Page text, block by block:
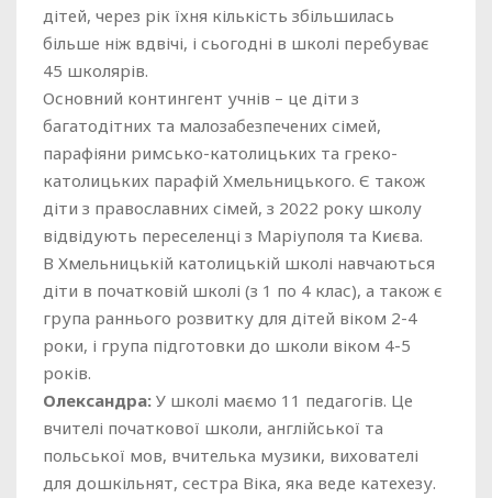
дітей, через рік їхня кількість збільшилась
більше ніж вдвічі, і сьогодні в школі перебуває
45 школярів.
Основний контингент учнів – це діти з
багатодітних та малозабезпечених сімей,
парафіяни римсько-католицьких та греко-
католицьких парафій Хмельницького. Є також
діти з православних сімей, з 2022 року школу
відвідують переселенці з Маріуполя та Києва.
В Хмельницькій католицькій школі навчаються
діти в початковій школі (з 1 по 4 клас), а також є
група раннього розвитку для дітей віком 2-4
роки, і група підготовки до школи віком 4-5
років.
Олександра: У школі маємо 11 педагогів. Це
вчителі початкової школи, англійської та
польської мов, вчителька музики, вихователі
для дошкільнят, сестра Віка, яка веде катехезу.